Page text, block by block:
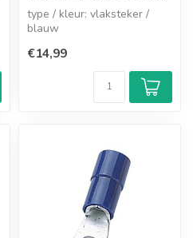
type / kleur: vlaksteker /
blauw
insteekbreedte: 6,...
€14,99